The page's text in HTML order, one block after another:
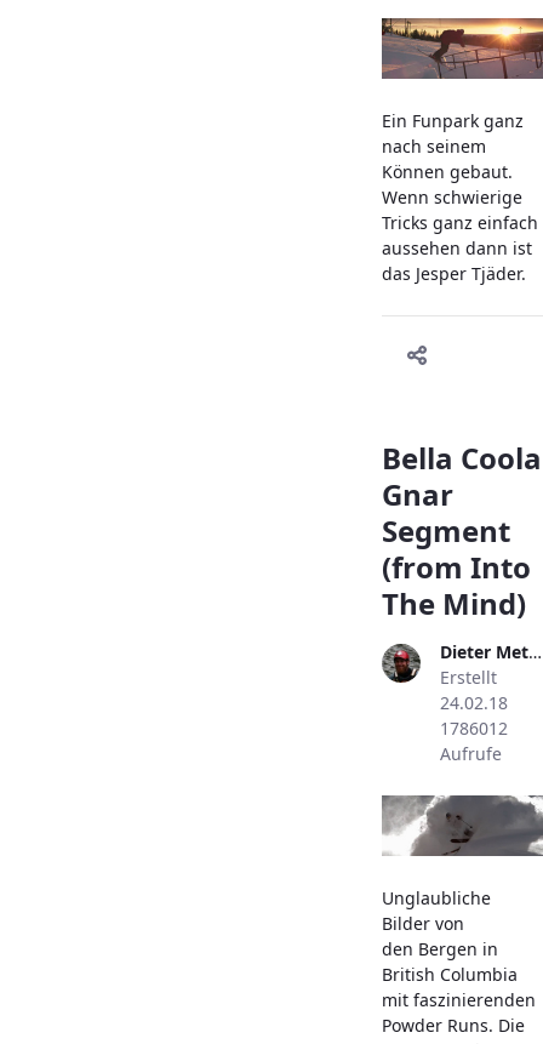
Ein Funpark ganz
nach seinem
Können gebaut.
Wenn schwierige
Tricks ganz einfach
aussehen dann ist
das Jesper Tjäder.
Bella Coola
Gnar
Segment
(from Into
The Mind)
Dieter Metzler
Erstellt
24.02.18
1786012
Aufrufe
Unglaubliche
Bilder von
den Bergen in
British Columbia
mit faszinierenden
Powder Runs. Die